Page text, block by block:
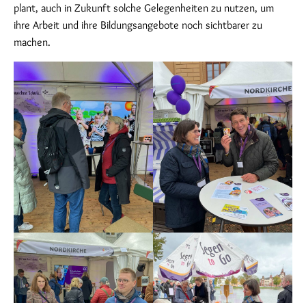
plant, auch in Zukunft solche Gelegenheiten zu nutzen, um
ihre Arbeit und ihre Bildungsangebote noch sichtbarer zu
machen.